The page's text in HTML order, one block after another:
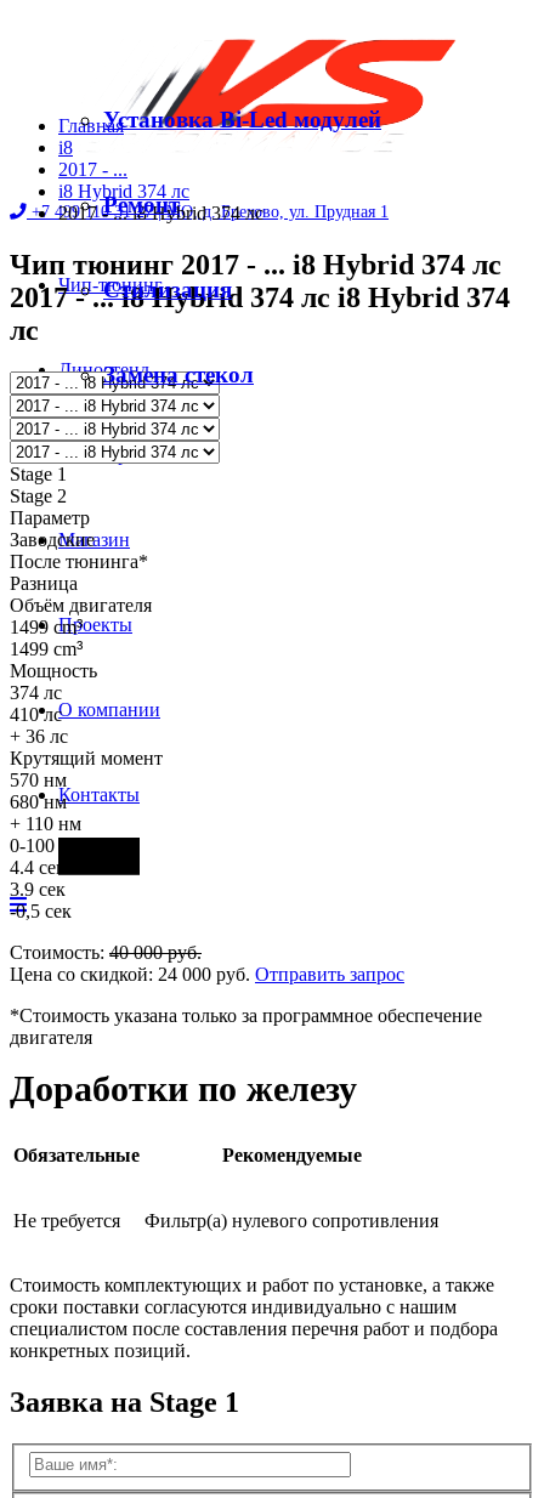
+7 499 110 31 27 |МО, д. Брехово, ул. Прудная 1
Чип-тюнинг
Диностенд
Автосервис
Магазин
Проекты
О компании
Контакты
Установка Bi-Led модулей
Ремонт
Стилизация
Замена стекол
Главная
i8
2017 - ...
i8 Hybrid 374 лс
2017 - ... i8 Hybrid 374 лс
Чип тюнинг 2017 - ... i8 Hybrid 374 лс
2017 - ... i8 Hybrid 374 лс i8 Hybrid 374
лс
Stage 1
Stage 2
Параметр
Заводские
После тюнинга*
Разница
Объём двигателя
1499 cm³
1499 cm³
Мощность
374 лс
410 лс
+ 36 лс
Крутящий момент
570 нм
680 нм
+ 110 нм
0-100 км/ч
4.4 сек
3.9 сек
-0,5 сек
Стоимость: 40 000руб.
Цена со скидкой: 24 000 руб. Отправить запрос
*Стоимость указана только за программное обеспечение
двигателя
Доработки по железу
Обязательные Рекомендуемые
Не требуется Фильтр(а) нулевого сопротивления
Стоимость комплектующих и работ по установке, а также
сроки поставки согласуются индивидуально с нашим
специалистом после составления перечня работ и подбора
конкретных позиций.
Заявка на Stage 1